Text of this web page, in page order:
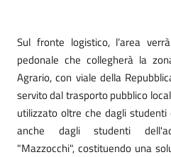
Sul fronte logistico, l’area
pedonale che collegherà la
Agrario, con viale della
servito dal trasporto pubblico
utilizzato oltre che dagli
anche dagli studenti
"Mazzocchi", costituendo una